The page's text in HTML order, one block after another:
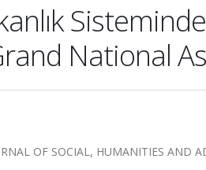
National
OF SOCIAL, HUMANITIES AND